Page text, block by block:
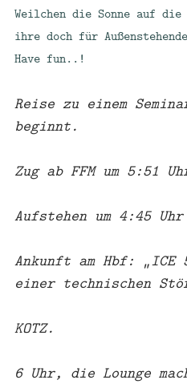
Weilchen die Sonne auf
ihre doch für
Have fun..!
Reise zu einem
beginnt.
Zug ab FFM um 5:51
Aufstehen um 4:45
Ankunft am Hbf: „ICE
einer technischen
KOTZ.
6 Uhr, die Lounge